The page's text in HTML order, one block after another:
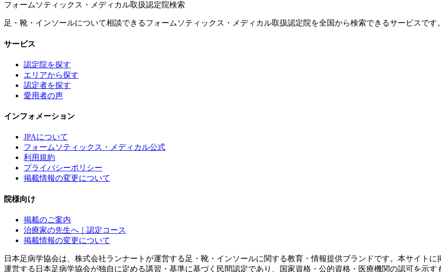
フォームソティックス・メディカル取扱認定院検索
足・靴・インソールについて相談できるフォームソティックス・メディカル取扱認定院を全国から検索できるサービスです。
サービス
認定院を探す
エリアから探す
認定者を探す
愛用者の声
インフォメーション
JPAについて
フォームソティックス・メディカル公式
利用規約
プライバシーポリシー
掲載情報の変更について
院様向け
掲載のご案内
治療家の先生へ｜認定コース
掲載情報の変更について
日本足病学協会は、株式会社ランナートが運営する足・靴・インソールに関する教育・情報提供ブランドです。本サイト
運営する日本足病学協会が独自に定める講習・基準に基づく民間認定であり、国家資格・公的資格・医療機関の認可を示す